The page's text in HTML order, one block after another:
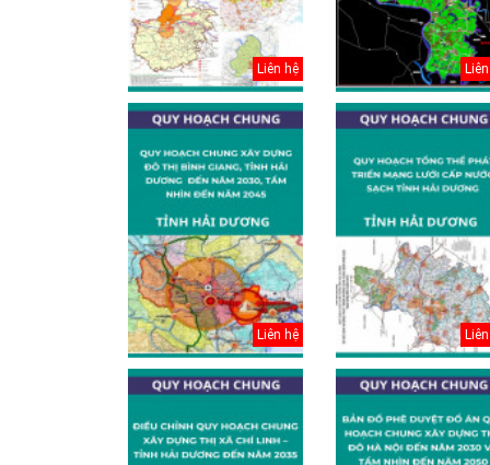
Liên hệ
Liên hệ
Thuyết minh Hồ
sơ quy hoạch
tổng thể Thủ đô
Văn bản pháp lý
của Hồ sơ quy
hoạch tổng thể...